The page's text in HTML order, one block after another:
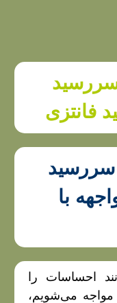
فانتزی
با
احساسات را
مواجه می‌شویم،